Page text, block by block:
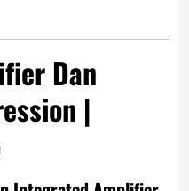
Dan
|